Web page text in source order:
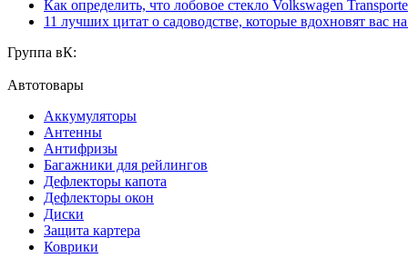
Как определить, что лобовое стекло Volkswagen
11 лучших цитат о садоводстве, которые вдохновят вас
Группа вК:
Автотовары
Аккумуляторы
Антенны
Антифризы
Багажники для рейлингов
Дефлекторы капота
Дефлекторы окон
Диски
Защита картера
Коврики